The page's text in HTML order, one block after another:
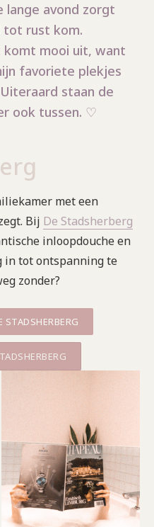
lange avond zorgt
tot rust kom.
komt mooi uit, want
favoriete plekjes
staan de
ook tussen. ♡
met een
Bij De Stadsherberg
inloopdouche en
in tot ontspanning te
zonder?
STADSHERBERG